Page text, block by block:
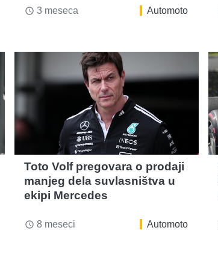
access_time 3 meseca Automoto
Toto Volf pregovara o prodaji
manjeg dela suvlasništva u
ekipi Mercedes
access_time 8 meseci Automoto